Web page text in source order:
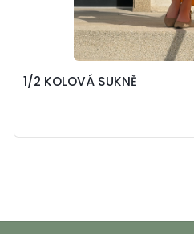
1/2 KOLOVÁ SUKNĚ